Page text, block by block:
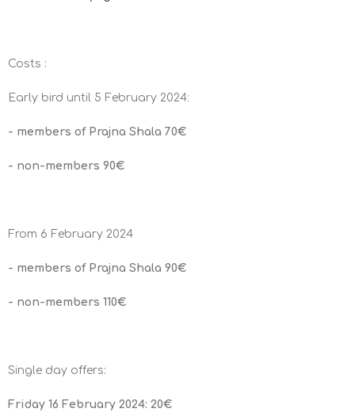
Costs :
Early bird until 5 February 2024:
- members of Prajna Shala 70€
- non-members 90€
From 6 February 2024
- members of Prajna Shala 90€
- non-members 110€
Single day offers:
Friday 16 February 2024: 20€